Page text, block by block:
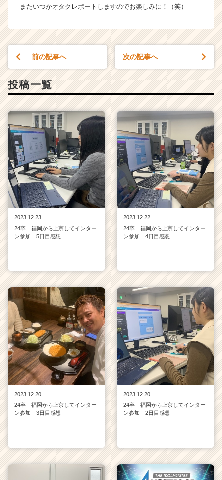
またいつかオタクレポートしますのでお楽しみに！（笑）
前の記事へ 次の記事へ
投稿一覧
2023.12.23
24卒 福岡から上京してインター
ン参加 5日目感想
2023.12.22
24卒 福岡から上京してインター
ン参加 4日目感想
2023.12.20
24卒 福岡から上京してインター
ン参加 3日目感想
2023.12.20
24卒 福岡から上京してインター
ン参加 2日目感想